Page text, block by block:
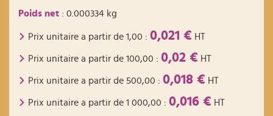
Poids net : 0.000334 kg
Prix unitaire a partir de 1,00 : 0,021 € HT
Prix unitaire a partir de 100,00 : 0,02 € HT
Prix unitaire a partir de 500,00 : 0,018 € HT
Prix unitaire a partir de 1 000,00 : 0,016 € HT